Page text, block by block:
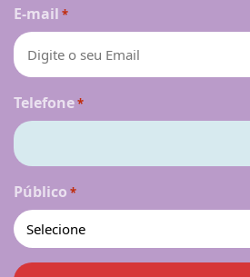
E-mail *
Telefone*
Público *